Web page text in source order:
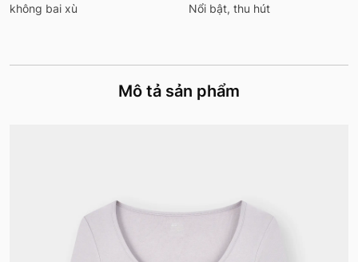
không bai xù
Nổi bật, thu hút
Mô tả sản phẩm